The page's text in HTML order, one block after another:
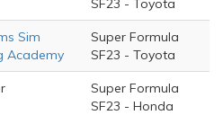
SF23 - Toyota
Sim
Academy
Super Formula
SF23 - Toyota
Super Formula
SF23 - Honda